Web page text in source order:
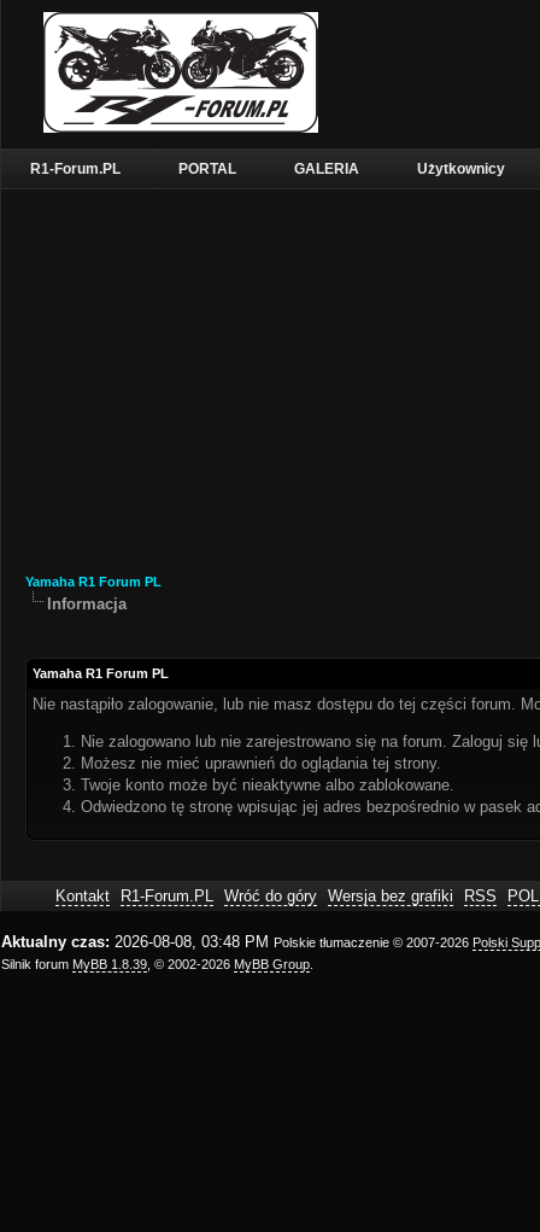
R1-Forum.PL PORTAL GALERIA Użytkownicy
Yamaha R1 Forum PL
Informacja
Yamaha R1 Forum PL
Nie nastąpiło zalogowanie, lub nie masz dostępu do tej części forum.
Nie zalogowano lub nie zarejestrowano się na forum. Zaloguj się
Możesz nie mieć uprawnień do oglądania tej strony.
Twoje konto może być nieaktywne albo zablokowane.
Odwiedzono tę stronę wpisując jej adres bezpośrednio w pasek
Kontakt R1-Forum.PL Wróć do góry Wersja bez grafiki RSS
Aktualny czas: 2026-08-08, 03:48 PM Polskie tłumaczenie © 2007-2026 Polski
Silnik forum MyBB 1.8.39 , © 2002-2026 MyBB Group